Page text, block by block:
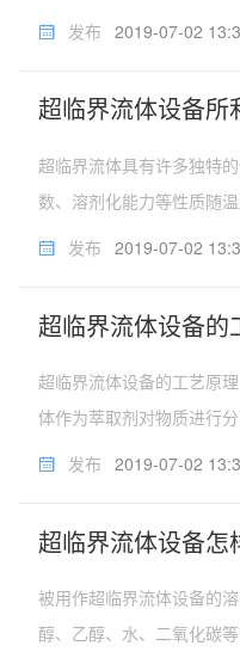
度快，无毒、不易燃，使
于2004年，注册...
发布 2019-07-02
超临界流体设备所
超临界流体具有许多独特
数、溶剂化能力等性质随
散系数接近气体，而密度
为31.06℃，临界压力为...
发布 2019-07-02
超临界流体设备的
超临界流体设备的工艺原
体作为萃取剂对物质进行
体）的一种工艺。由于具
点，超临界流体萃取目前
发布 2019-07-02
超临界流体设备怎
被用作超临界流体设备的
醇、乙醇、水、二氧化碳